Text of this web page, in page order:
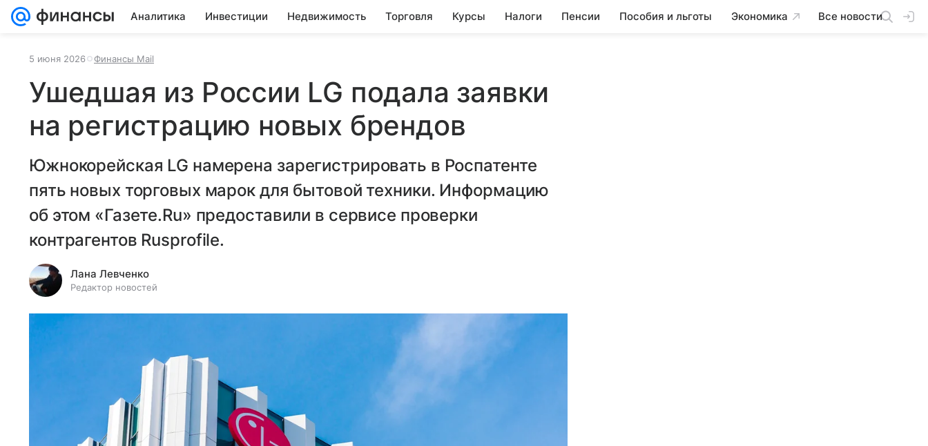
Аналитика Инвестиции Недвижимость Торговля Курсы Налоги Пенсии Пособия и льготы Экономика Все новости
5 июня 2026 Финансы Mail
Ушедшая из России LG подала заявки
на регистрацию новых брендов
Южнокорейская LG намерена зарегистрировать в Роспатенте
пять новых торговых марок для бытовой техники. Информацию
об этом «Газете.Ru» предоставили в сервисе проверки
контрагентов Rusprofile.
Лана Левченко
Редактор новостей